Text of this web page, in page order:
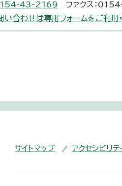
43-2169
ファクス：
い合わせは専用フォームをご利用
サイトマップ アクセシビリ